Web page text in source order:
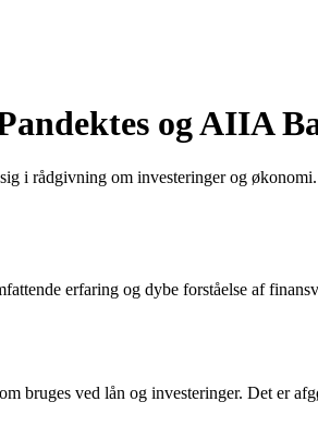
og AIIA
i rådgivning om investeringer og
erfaring og dybe forståelse af
bruges ved lån og investeringer. Det er